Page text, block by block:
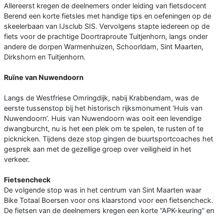
Allereerst kregen de deelnemers onder leiding van fietsdocent
Berend een korte fietsles met handige tips en oefeningen op de
skeelerbaan van IJsclub SIS. Vervolgens stapte iedereen op de
fiets voor de prachtige Doortraproute Tuitjenhorn, langs onder
andere de dorpen Warmenhuizen, Schoorldam, Sint Maarten,
Dirkshorn en Tuitjenhorn.
Ruïne van Nuwendoorn
Langs de Westfriese Omringdijk, nabij Krabbendam, was de
eerste tussenstop bij het historisch rijksmonument ‘Huis van
Nuwendoorn’. Huis van Nuwendoorn was ooit een levendige
dwangburcht, nu is het een plek om te spelen, te rusten of te
picknicken. Tijdens deze stop gingen de buurtsportcoaches het
gesprek aan met de gezellige groep over veiligheid in het
verkeer.
Fietsencheck
De volgende stop was in het centrum van Sint Maarten waar
Bike Totaal Boersen voor ons klaarstond voor een fietsencheck.
De fietsen van de deelnemers kregen een korte “APK-keuring” en